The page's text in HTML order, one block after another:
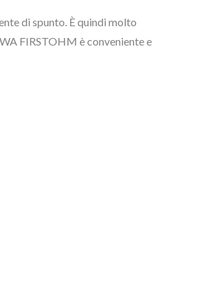
di spunto. È quindi molto
FIRSTOHM è conveniente e